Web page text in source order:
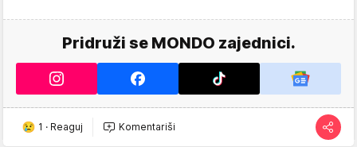
Pridruži se MONDO zajednici.
1 · Reaguj Komentariši